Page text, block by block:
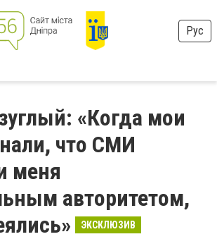
Рус
«Когда мои
что СМИ
меня
авторитетом,
ЭКСКЛЮЗИВ